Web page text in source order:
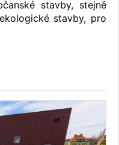
stavby, stejně
stavby, pro